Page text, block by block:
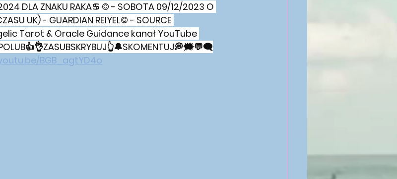
DLA ZNAKU RAKA♋ © - SOBOTA 09/12/2023 O
UK) - GUARDIAN REIYEL© - SOURCE
Tarot & Oracle Guidance kanał YouTube
BGB_agtYD4o